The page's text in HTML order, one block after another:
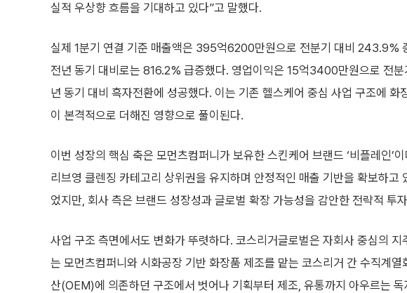
실적 우상향 흐름을 기대하고 있다”고 말했다.
실제 1분기 연결 기준 매출액은 395억6200만원으로 전분기 대비 243.9%
전년 동기 대비로는 816.2% 급증했다. 영업이익은 15억3400만원으로 전분
년 동기 대비 흑자전환에 성공했다. 이는 기존 헬스케어 중심 사업 구조에 화
이 본격적으로 더해진 영향으로 풀이된다.
이번 성장의 핵심 축은 모먼츠컴퍼니가 보유한 스킨케어 브랜드 ‘비플레인’
리브영 클렌징 카테고리 상위권을 유지하며 안정적인 매출 기반을 확보하고
었지만, 회사 측은 브랜드 성장성과 글로벌 확장 가능성을 감안한 전략적 투
사업 구조 측면에서도 변화가 뚜렷하다. 코스리거글로벌은 자회사 중심의
는 모먼츠컴퍼니와 시화공장 기반 화장품 제조를 맡는 코스리거 간 수직계
산(OEM)에 의존하던 구조에서 벗어나 기획부터 제조, 유통까지 아우르는